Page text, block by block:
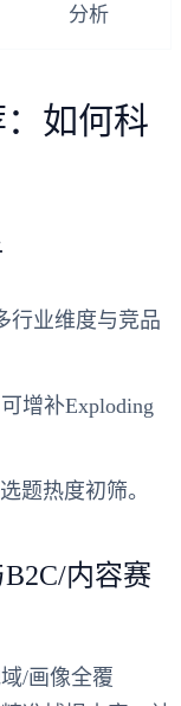
分析
如何科
行业维度与竞品
增补Exploding
题热度初筛。
内容赛
/画像全覆